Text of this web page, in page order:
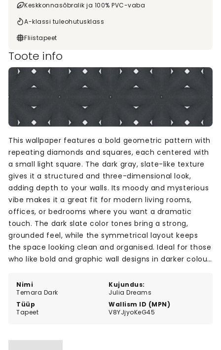
Keskkonnasõbralik ja 100% PVC-vaba
A-klassi tuleohutusklass
Fliistapeet
Toote info
Nimi
Temara Dark
Kujundus:
Julia Dreams
Tüüp
Tapeet
Wallism ID (MPN)
V8YJjyoKeG45
This wallpaper features a bold geometric pattern with
repeating diamonds and squares, each centered with
a small light square. The dark gray, slate-like texture
gives it a structured and three-dimensional look,
adding depth to your walls. Its moody and mysterious
vibe makes it a great fit for modern living rooms,
offices, or bedrooms where you want a dramatic
touch. The dark slate color tones bring a strong,
grounded feel, while the symmetrical layout keeps
the space looking clean and organised. Ideal for those
who like bold and graphic wall designs in darker colour